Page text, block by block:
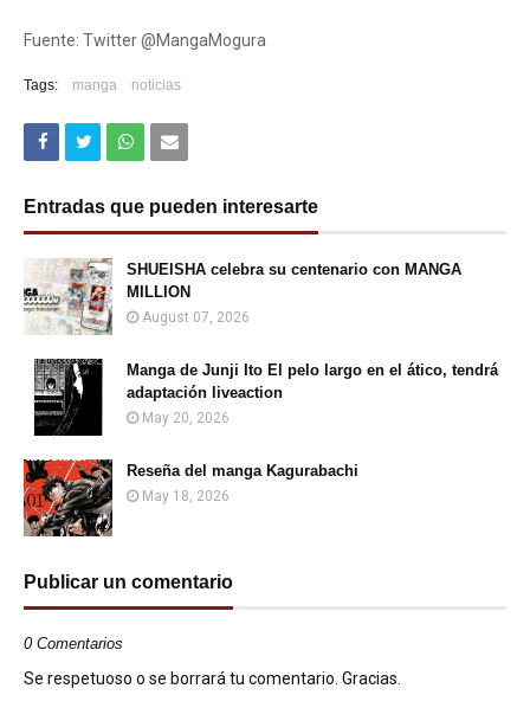
Fuente: Twitter @MangaMogura
Tags: manga noticias
Entradas que pueden interesarte
SHUEISHA celebra su centenario con MANGA
MILLION
August 07, 2026
Manga de Junji Ito El pelo largo en el ático, tendrá
adaptación liveaction
May 20, 2026
Reseña del manga Kagurabachi
May 18, 2026
Publicar un comentario
0 Comentarios
Se respetuoso o se borrará tu comentario. Gracias.